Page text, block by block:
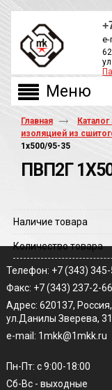
e-
Главная
изоляцией из
1х500/95-35
ПВП2Г
Наличие товара
Количество товара
Телефон: +7 (343)
Факс: +7 (343) 237-2-
Адрес: 620137, Россия,
ул.Данилы Зверева,
e-mail: 1mkk@1mkk.ru
Пн-Пт: с 9:00-18:00
Сб-Вс - выходные